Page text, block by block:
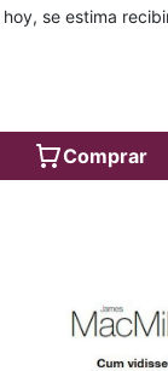
se estima
Comprar